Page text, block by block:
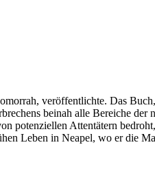
veröffentlichte. Das
beinah alle Bereiche
Attentätern
Leben in Neapel, wo er die